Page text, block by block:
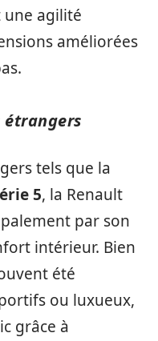
une agilité
améliorées
étrangers
tels que la
5, la Renault
par son
intérieur. Bien
été
ou luxueux,
grâce à